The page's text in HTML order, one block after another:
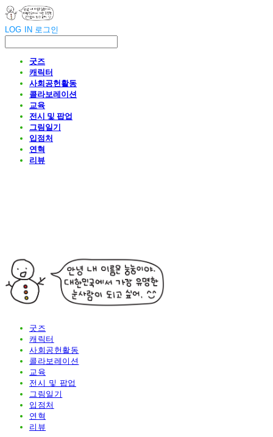
LOG IN 로그인
굿즈
캐릭터
사회공헌활동
콜라보레이션
교육
전시 및 팝업
그림일기
입점처
연혁
리뷰
굿즈
캐릭터
사회공헌활동
콜라보레이션
교육
전시 및 팝업
그림일기
입점처
연혁
리뷰